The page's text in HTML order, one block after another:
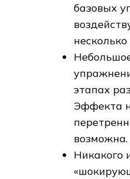
базовых
этапах
Эффекта
возможна.
Никакого